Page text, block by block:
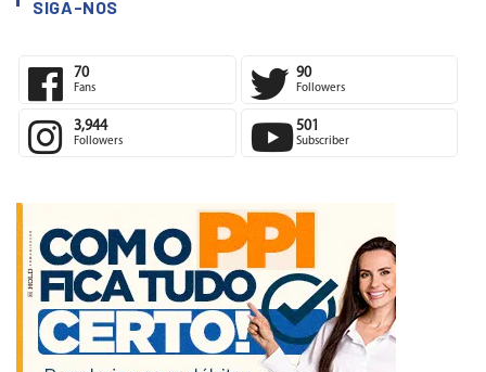
SIGA-NOS
70 90
3,944 501